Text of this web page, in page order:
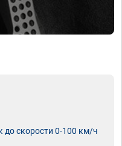
до скорости 0-100 км/ч